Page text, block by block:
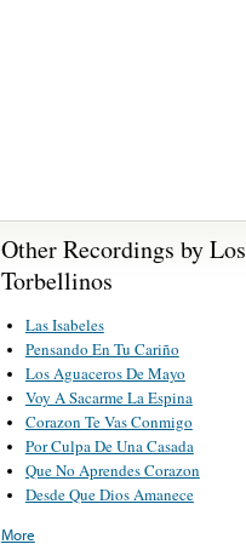
Other Recordings by Los
Torbellinos
Las Isabeles
Pensando En Tu Cariño
Los Aguaceros De Mayo
Voy A Sacarme La Espina
Corazon Te Vas Conmigo
Por Culpa De Una Casada
Que No Aprendes Corazon
Desde Que Dios Amanece
More